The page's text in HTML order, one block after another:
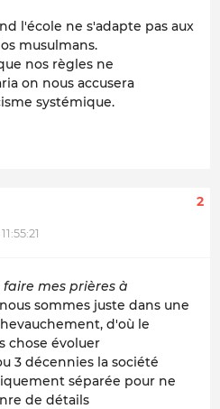
l'école ne s'adapte pas aux
musulmans.
nos règles ne
on nous accusera
systémique.
2
faire mes prières à
sommes juste dans une
d'où le
chose évoluer
3 décennies la société
séparée pour ne
de détails